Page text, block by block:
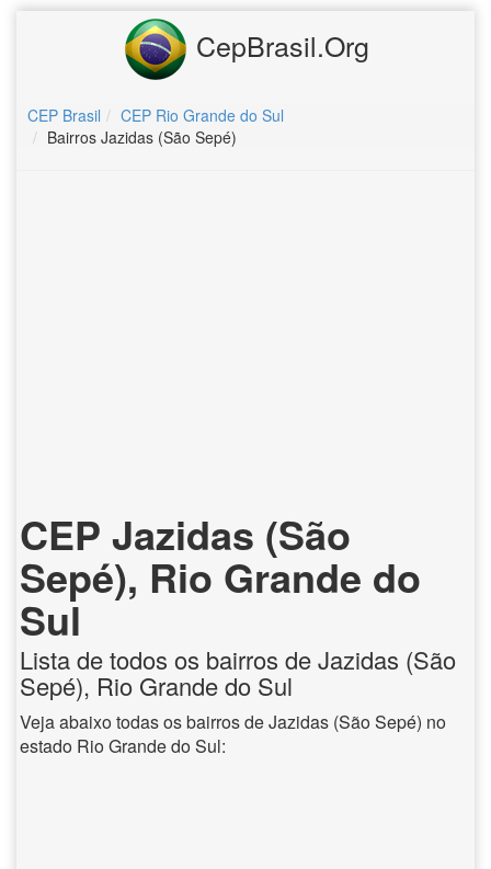
CepBrasil.Org
CEP Brasil
CEP Rio Grande do Sul
Bairros Jazidas (São Sepé)
CEP Jazidas (São
Sepé), Rio Grande do
Sul
Lista de todos os bairros de Jazidas (São
Sepé), Rio Grande do Sul
Veja abaixo todas os bairros de Jazidas (São Sepé) no
estado Rio Grande do Sul: